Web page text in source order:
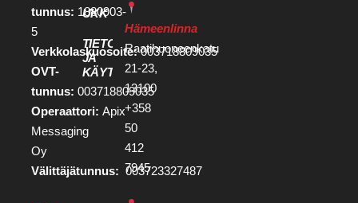
tunnus: 1880903-
5
Verkkolaskuosoite:003718809035
OVT-
tunnus: 003718809035
Operaattori: Apix
Messaging
Oy
Välittäjätunnus: 003723327487
UKK
TIETOSUOJA
JA
KÄYTTÖEHDOT
Hämeenlinna
Raatihuoneenkatu
21-23,
13100
+358
50
412
7945